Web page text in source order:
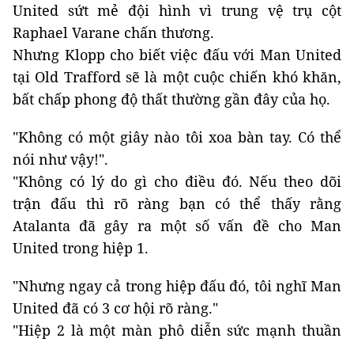
United sứt mẻ đội hình vì trung vệ trụ cột
Raphael Varane chấn thương.
Nhưng Klopp cho biết việc đấu với Man United
tại Old Trafford sẽ là một cuộc chiến khó khăn,
bất chấp phong độ thất thường gần đây của họ.
"Không có một giây nào tôi xoa bàn tay. Có thể
nói như vậy!".
"Không có lý do gì cho điều đó. Nếu theo dõi
trận đấu thì rõ ràng bạn có thể thấy rằng
Atalanta đã gây ra một số vấn đề cho Man
United trong hiệp 1.
"Nhưng ngay cả trong hiệp đấu đó, tôi nghĩ Man
United đã có 3 cơ hội rõ ràng."
"Hiệp 2 là một màn phô diễn sức mạnh thuần